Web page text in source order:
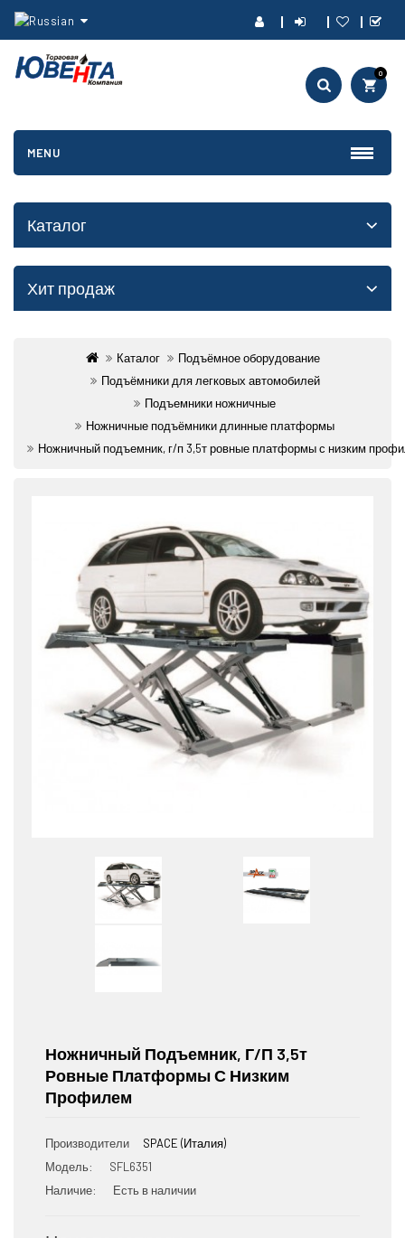
0
MENU
Каталог
Хит продаж
Каталог
Подъёмное оборудование
Подъёмники для легковых автомобилей
Подъемники ножничные
Ножничные подъёмники длинные платформы
Ножничный подъемник, г/п 3,5т ровные платформы с низким
Ножничный Подъемник, Г/п 3,5т
Ровные Платформы С Низким
Профилем
Производители
SPACE (Италия)
Модель:
SFL6351
Наличие:
Есть в наличии